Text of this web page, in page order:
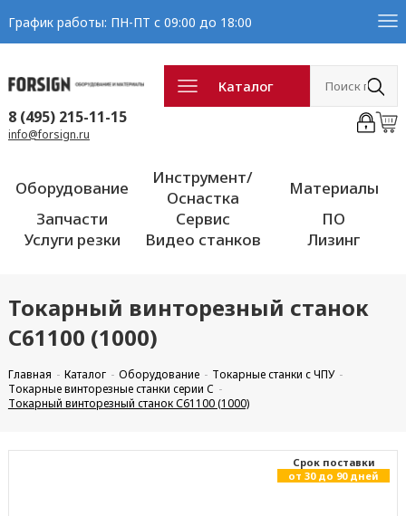
График работы: ПН-ПТ с 09:00 до 18:00
Каталог
8 (495) 215-11-15
info@forsign.ru
Оборудование
Инструмент/
Оснастка
Материалы
Запчасти
Сервис
ПО
Услуги резки
Видео станков Лизинг
Токарный винторезный станок
С61100 (1000)
Главная Каталог Оборудование
Токарные станки с ЧПУ
Токарные винторезные станки серии C
Токарный винторезный станок С61100 (1000)
Cрок поставки
от 30 до 90 дней